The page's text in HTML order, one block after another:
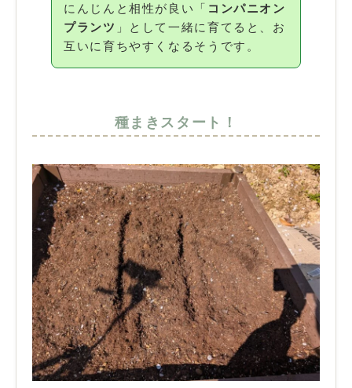
にんじんと相性が良い「 コンパニオン
プランツ 」として一緒に育てると、お
互いに育ちやすくなるそうです。
種まきスタート！